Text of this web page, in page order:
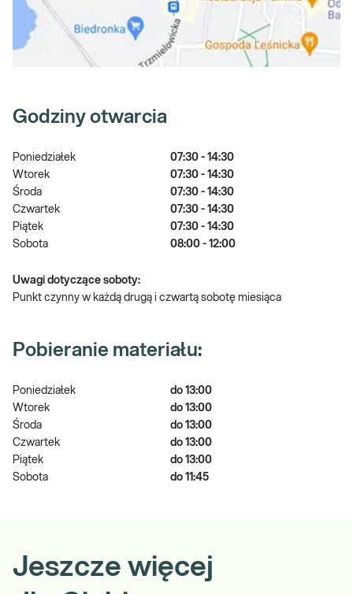
Godziny otwarcia
Poniedziałek
07:30 - 14:30
Wtorek
07:30 - 14:30
Środa
07:30 - 14:30
Czwartek
07:30 - 14:30
Piątek
07:30 - 14:30
Sobota
08:00 - 12:00
Uwagi dotyczące soboty:
Punkt czynny w każdą drugą i czwartą sobotę miesiąca
Pobieranie materiału:
Poniedziałek
do 13:00
Wtorek
do 13:00
Środa
do 13:00
Czwartek
do 13:00
Piątek
do 13:00
Sobota
do 11:45
Jeszcze więcej